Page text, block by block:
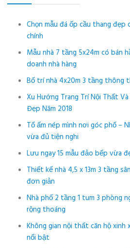
Chọn mẫu đá ốp cầu thang
chính
Mẫu nhà 7 tầng 5x24m có bán
doanh nhà hàng
Bố trí nhà 4x20m 3 tầng thông
Xu Hướng Trang Trí Nội Thất
Đẹp Năm 2018
Tổ ấm nép mình nơi góc phố –
vừa đủ tiện nghi
Lưu ngay 15 mẫu đảo bếp vừa
Thiết kế nhà 4,5 x 13m 3 tầng
đơn giản
Nhà phố 2 tầng 1 tum 3 phòng
rộng thoáng
Không gian nội thất căn hộ xinh
nổi bật